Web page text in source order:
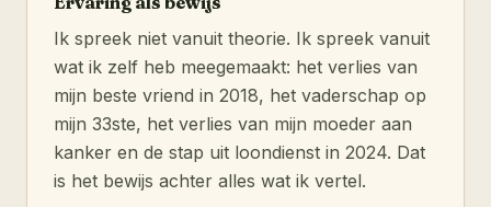
Ik spreek niet vanuit theorie. Ik spreek vanuit
wat ik zelf heb meegemaakt: het verlies van
mijn beste vriend in 2018, het vaderschap op
mijn 33ste, het verlies van mijn moeder aan
kanker en de stap uit loondienst in 2024. Dat
is het bewijs achter alles wat ik vertel.